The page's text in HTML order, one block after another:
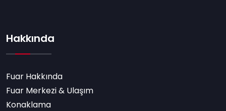
Hakkında
Fuar Hakkında
Fuar Merkezi & Ulaşım
Konaklama